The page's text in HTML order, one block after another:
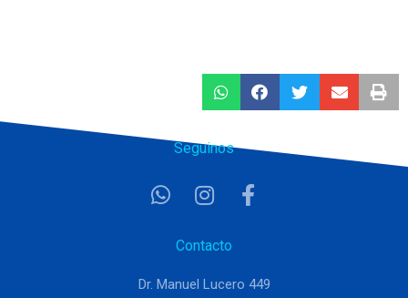
Seguinos
Contacto
Dr. Manuel Lucero 449